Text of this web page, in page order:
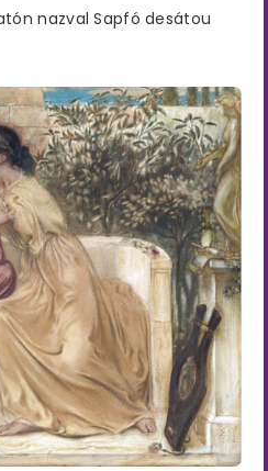
nazval Sapfó desátou